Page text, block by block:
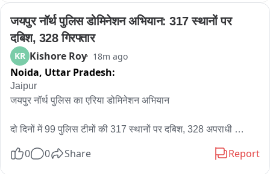
सतर्कता तथा स्थानीय लोगों के सहयोग से चेहल्लुम का समस्त आयोजन
शांतिपूर्ण एवं सौहार्दपूर्ण वातावरण में संपन्न हुआ।
जयपुर नॉर्थ पुलिस डोमिनेशन अभियान: 317 स्थानों पर
दबिश, 328 गिरफ्तार
KR Kishore Roy 18m ago
Noida, Uttar Pradesh:
Jaipur
जयपुर नॉर्थ पुलिस का एरिया डोमिनेशन अभियान
दो दिनों में 99 पुलिस टीमों की 317 स्थानों पर दबिश, 328 अपराधी
0 0 Share Report